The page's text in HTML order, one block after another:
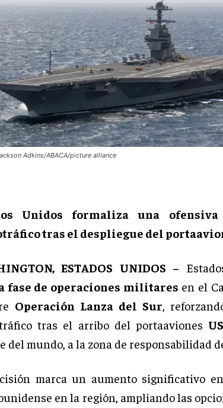
Adkins/ABACA/picture alliance
Unidos formaliza una
tras el despliegue del
ESTADOS UNIDOS –
fase de operaciones militares en el
Operación Lanza del Sur,
tras el arribo del portaaviones
del mundo, a la zona de responsabilidad
marca un aumento significativo
en la región, ampliando las